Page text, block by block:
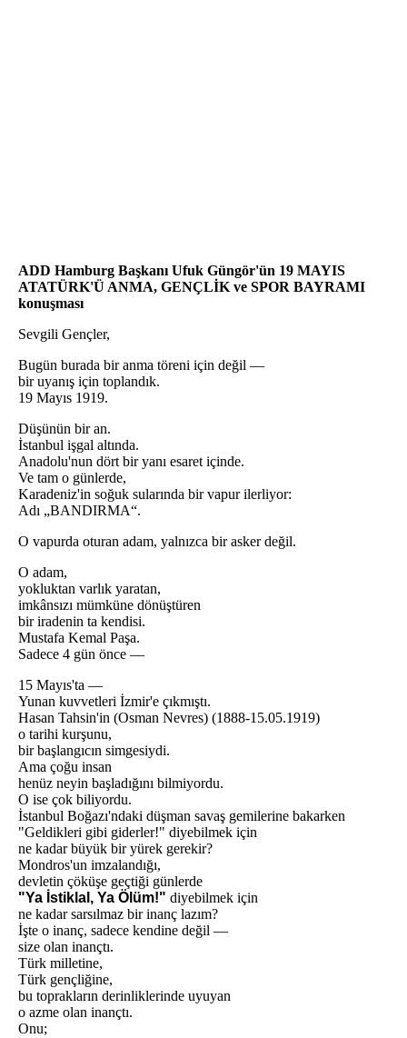
ADD Hamburg Başkanı Ufuk Güngör'ün 19 MAYIS
ATATÜRK'Ü ANMA, GENÇLİK ve SPOR BAYRAMI
konuşması
Sevgili Gençler,
Bugün burada bir anma töreni için değil —
bir uyanış için toplandık.
19 Mayıs 1919.
Düşünün bir an.
İstanbul işgal altında.
Anadolu'nun dört bir yanı esaret içinde.
Ve tam o günlerde,
Karadeniz'in soğuk sularında bir vapur ilerliyor:
Adı „BANDIRMA“.
O vapurda oturan adam, yalnızca bir asker değil.
O adam,
yokluktan varlık yaratan,
imkânsızı mümküne dönüştüren
bir iradenin ta kendisi.
Mustafa Kemal Paşa.
Sadece 4 gün önce —
15 Mayıs'ta —
Yunan kuvvetleri İzmir'e çıkmıştı.
Hasan Tahsin'in (Osman Nevres) (1888-15.05.1919)
o tarihi kurşunu,
bir başlangıcın simgesiydi.
Ama çoğu insan
henüz neyin başladığını bilmiyordu.
O ise çok biliyordu.
İstanbul Boğazı'ndaki düşman savaş gemilerine bakarken
"Geldikleri gibi giderler!" diyebilmek için
ne kadar büyük bir yürek gerekir?
Mondros'un imzalandığı,
devletin çöküşe geçtiği günlerde
"Ya İstiklal, Ya Ölüm!" diyebilmek için
ne kadar sarsılmaz bir inanç lazım?
İşte o inanç, sadece kendine değil —
size olan inançtı.
Türk milletine,
Türk gençliğine,
bu toprakların derinliklerinde uyuyan
o azme olan inançtı.
Onu;